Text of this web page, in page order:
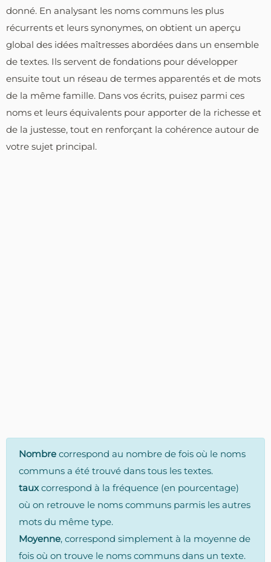
donné. En analysant les noms communs les plus
récurrents et leurs synonymes, on obtient un aperçu
global des idées maîtresses abordées dans un ensemble
de textes. Ils servent de fondations pour développer
ensuite tout un réseau de termes apparentés et de mots
de la même famille. Dans vos écrits, puisez parmi ces
noms et leurs équivalents pour apporter de la richesse et
de la justesse, tout en renforçant la cohérence autour de
votre sujet principal.
Nombre correspond au nombre de fois où le noms
communs a été trouvé dans tous les textes.
tauxcorrespond à la fréquence (en pourcentage)
où on retrouve le noms communs parmis les autres
mots du même type.
Moyenne, correspond simplement à la moyenne de
fois où on trouve le noms communs dans un texte.